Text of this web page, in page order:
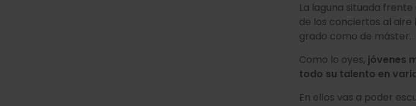
La laguna situada
de los conciertos al
grado como de máster.
Como lo oyes, jóvenes
todo su talento en
En ellos vas a poder